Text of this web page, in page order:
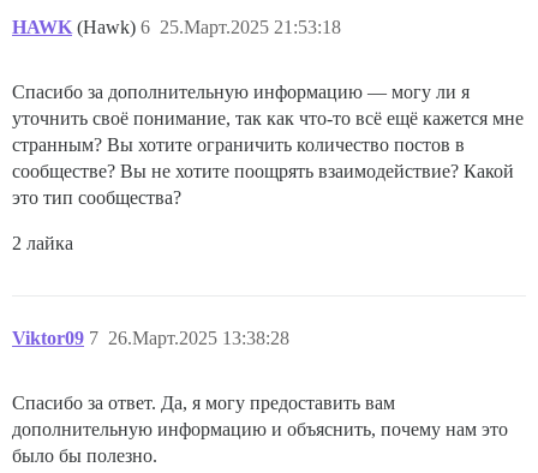
HAWK (Hawk) 25.Март.2025 21:53:18
6
Спасибо за дополнительную информацию — могу ли я
уточнить своё понимание, так как что-то всё ещё кажется мне
странным? Вы хотите ограничить количество постов в
сообществе? Вы не хотите поощрять взаимодействие? Какой
это тип сообщества?
2 лайка
Viktor09 26.Март.2025 13:38:28
7
Спасибо за ответ. Да, я могу предоставить вам
дополнительную информацию и объяснить, почему нам это
было бы полезно.